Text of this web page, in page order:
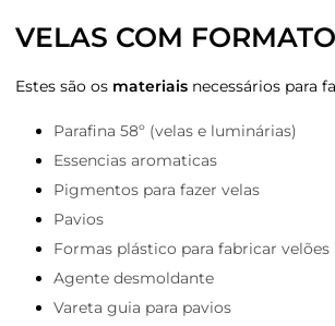
VELAS COM
Estes são os materiais necessários para
Parafina 58º (velas e luminárias)
Essencias aromaticas
Pigmentos para fazer velas
Pavios
Formas plástico para fabricar velões
Agente desmoldante
Vareta guia para pavios